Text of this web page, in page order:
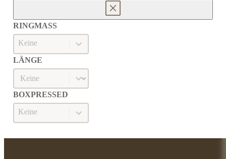
RINGMASS
RINGMASS
Ringmaß
LÄNGE
LÄNGE
Länge
BOXPRESSED
BOXPRESSED
Boxpressed